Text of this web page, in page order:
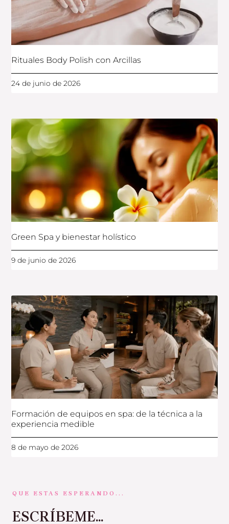
Rituales Body Polish con Arcillas
24 de junio de 2026
Green Spa y bienestar holístico
9 de junio de 2026
Formación de equipos en spa: de la técnica a la
experiencia medible
8 de mayo de 2026
QUE ESTAS ESPERANDO...
ESCRÍBEME...